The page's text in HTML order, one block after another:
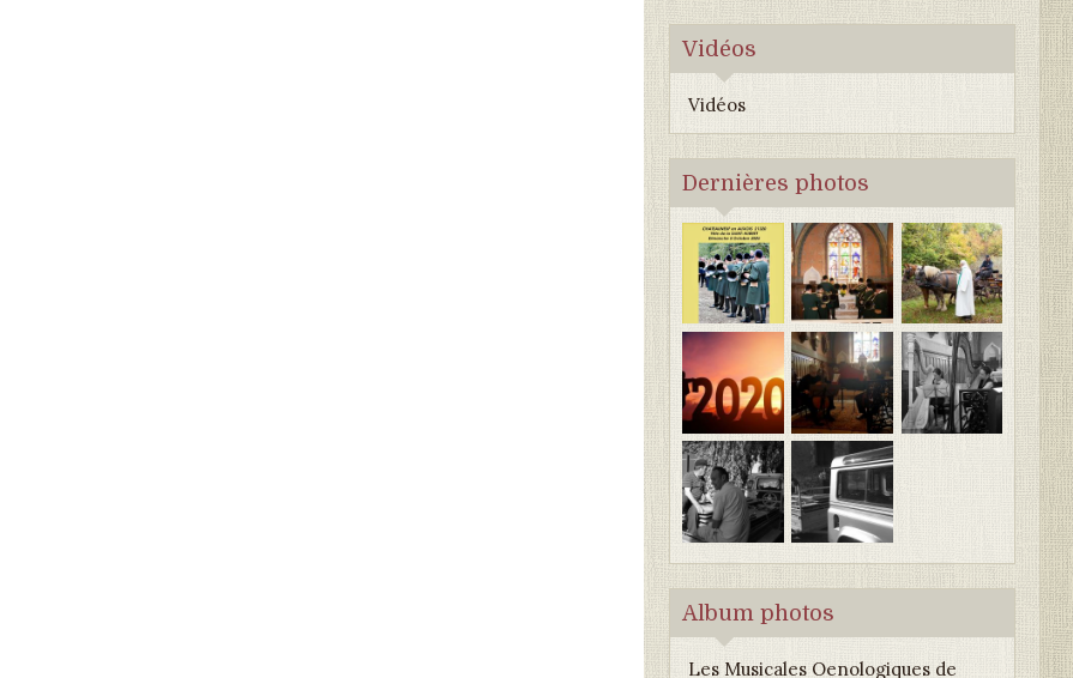
Vidéos
Vidéos
Dernières photos
Album photos
Les Musicales Oenologiques de